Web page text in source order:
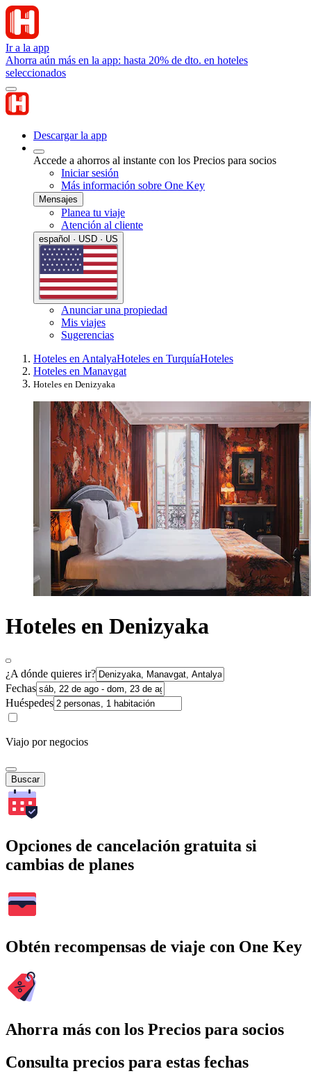
Ir a la app
Ahorra aún más en la app: hasta 20% de dto. en hoteles
seleccionados
Descargar la app
Accede a ahorros al instante con los Precios para socios
Iniciar sesión
Más información sobre One Key
Mensajes
Planea tu viaje
Atención al cliente
español · USD · US
Anunciar una propiedad
Mis viajes
Sugerencias
Hoteles en AntalyaHoteles en TurquíaHoteles
Hoteles en Manavgat
Hoteles en Denizyaka
Hoteles en Denizyaka
¿A dónde quieres ir?
Fechas
Huéspedes
Viajo por negocios
Buscar
Opciones de cancelación gratuita si
cambias de planes
Obtén recompensas de viaje con One Key
Ahorra más con los Precios para socios
Consulta precios para estas fechas